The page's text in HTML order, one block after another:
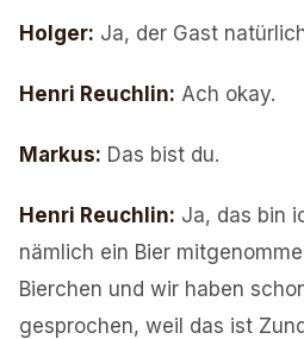
Holger: Ja, der Gast
Henri Reuchlin: Ach okay.
Markus: Das bist du.
Henri Reuchlin: Ja, das bin
nämlich ein Bier
Bierchen und wir haben
gesprochen, weil das ist